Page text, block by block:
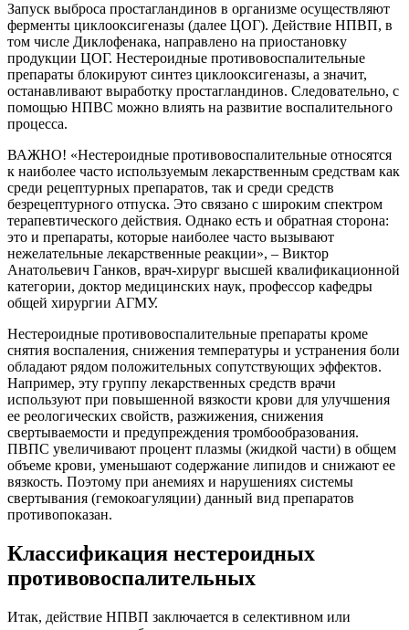
Запуск выброса простагландинов в организме осуществляют
ферменты циклооксигеназы (далее ЦОГ). Действие НПВП, в
том числе Диклофенака, направлено на приостановку
продукции ЦОГ. Нестероидные противовоспалительные
препараты блокируют синтез циклооксигеназы, а значит,
останавливают выработку простагландинов. Следовательно, с
помощью НПВС можно влиять на развитие воспалительного
процесса.
ВАЖНО! «Нестероидные противовоспалительные относятся
к наиболее часто используемым лекарственным средствам как
среди рецептурных препаратов, так и среди средств
безрецептурного отпуска. Это связано с широким спектром
терапевтического действия. Однако есть и обратная сторона:
это и препараты, которые наиболее часто вызывают
нежелательные лекарственные реакции», – Виктор
Анатольевич Ганков, врач-хирург высшей квалификационной
категории, доктор медицинских наук, профессор кафедры
общей хирургии АГМУ.
Нестероидные противовоспалительные препараты кроме
снятия воспаления, снижения температуры и устранения боли
обладают рядом положительных сопутствующих эффектов.
Например, эту группу лекарственных средств врачи
используют при повышенной вязкости крови для улучшения
ее реологических свойств, разжижения, снижения
свертываемости и предупреждения тромбообразования.
ПВПС увеличивают процент плазмы (жидкой части) в общем
объеме крови, уменьшают содержание липидов и снижают ее
вязкость. Поэтому при анемиях и нарушениях системы
свертывания (гемокоагуляции) данный вид препаратов
противопоказан.
Классификация нестероидных
противовоспалительных
Итак, действие НПВП заключается в селективном или